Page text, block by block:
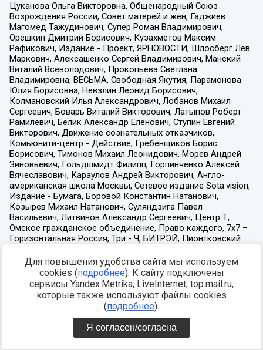
Для повышения удобства сайта мы используем
cookies (подробнее). К сайту подключены
сервисы Yandex.Metrika, LiveInternet, top.mail.ru,
которые также используют файлы cookies
(подробнее).
Я согласен/согласна